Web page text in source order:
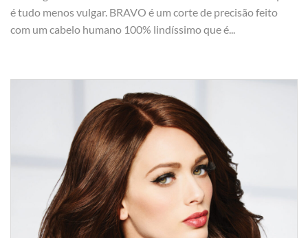
é tudo menos vulgar. BRAVO é um corte de precisão feito
com um cabelo humano 100% lindíssimo que é...